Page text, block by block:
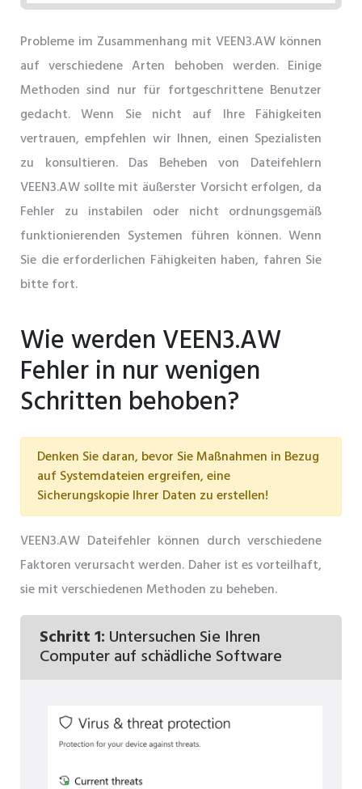
Probleme im Zusammenhang mit VEEN3.AW können
auf verschiedene Arten behoben werden. Einige
Methoden sind nur für fortgeschrittene Benutzer
gedacht. Wenn Sie nicht auf Ihre Fähigkeiten
vertrauen, empfehlen wir Ihnen, einen Spezialisten
zu konsultieren. Das Beheben von Dateifehlern
VEEN3.AW sollte mit äußerster Vorsicht erfolgen, da
Fehler zu instabilen oder nicht ordnungsgemäß
funktionierenden Systemen führen können. Wenn
Sie die erforderlichen Fähigkeiten haben, fahren Sie
bitte fort.
Wie werden VEEN3.AW
Fehler in nur wenigen
Schritten behoben?
Denken Sie daran, bevor Sie Maßnahmen in Bezug
auf Systemdateien ergreifen, eine
Sicherungskopie Ihrer Daten zu erstellen!
VEEN3.AW Dateifehler können durch verschiedene
Faktoren verursacht werden. Daher ist es vorteilhaft,
sie mit verschiedenen Methoden zu beheben.
Schritt 1: Untersuchen Sie Ihren
Computer auf schädliche Software